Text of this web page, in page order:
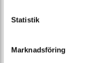
Statistik
Marknadsföring